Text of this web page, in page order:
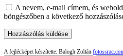
A nevem, e-mail címem, és
böngészőben a következő
A fejlécképet készítette: Balogh Zoltán